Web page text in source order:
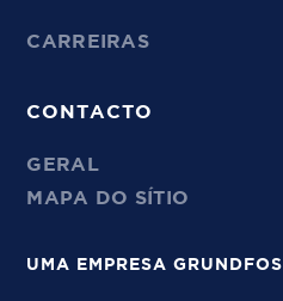
CARREIRAS
CONTACTO
GERAL
MAPA DO SÍTIO
UMA EMPRESA GRUNDFOS